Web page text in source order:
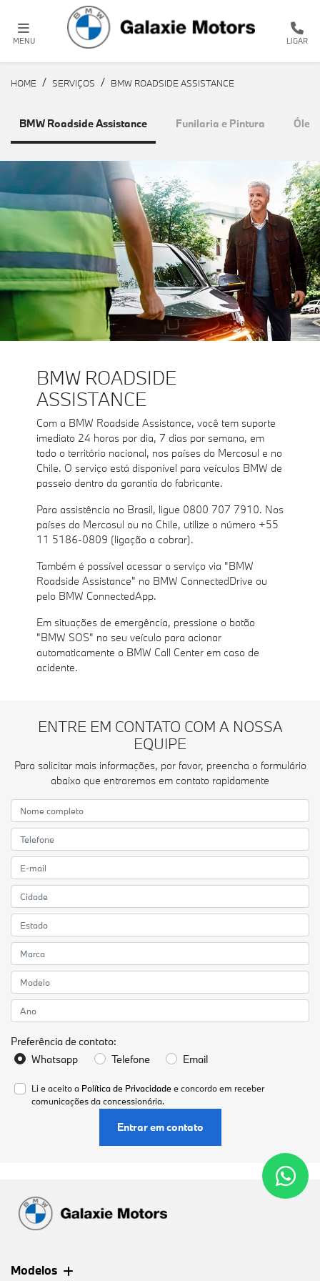
MENU LIGAR
HOME SERVIÇOS BMW ROADSIDE ASSISTANCE
Funilaria e Pintura
BMW Roadside Assistance
BMW ROADSIDE
ASSISTANCE
Com a BMW Roadside Assistance, você tem suporte
imediato 24 horas por dia, 7 dias por semana, em
todo o território nacional, nos países do Mercosul e no
Chile. O serviço está disponível para veículos BMW de
passeio dentro da garantia do fabricante.
Para assistência no Brasil, ligue 0800 707 7910. Nos
países do Mercosul ou no Chile, utilize o número +55
11 5186-0809 (ligação a cobrar).
Também é possível acessar o serviço via "BMW
Roadside Assistance" no BMW ConnectedDrive ou
pelo BMW ConnectedApp.
Em situações de emergência, pressione o botão
"BMW SOS" no seu veículo para acionar
automaticamente o BMW Call Center em caso de
acidente.
ENTRE EM CONTATO COM A NOSSA
EQUIPE
Para solicitar mais informações, por favor, preencha o formulário
abaixo que entraremos em contato rapidamente
Preferência de contato:
Whatsapp
Telefone Email
Li e aceito a Política de Privacidadee concordo em receber
comunicações da concessionária.
Entrar em contato
Modelos